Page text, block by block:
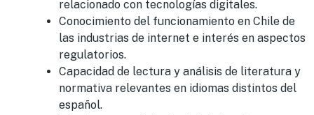
relacionado con tecnologías digitales.
Conocimiento del funcionamiento en Chile de
las industrias de internet e interés en aspectos
regulatorios.
Capacidad de lectura y análisis de literatura y
normativa relevantes en idiomas distintos del
español.